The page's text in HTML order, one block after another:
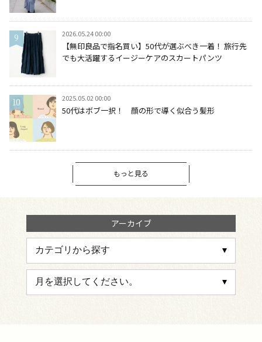
2026.05.24 00:00
【無印良品で指名買い】50代が選ぶべき一着！ 旅行先
でも大活躍するイージーケアのスカートパンツ
2025.05.02 00:00
50代はボブ一択！ 顔の形で導く似合う髪形
もっと見る
アーカイブ